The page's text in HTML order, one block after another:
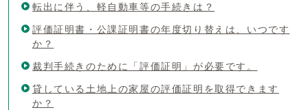
転出に伴う、軽自動車等の手続きは？
評価証明書・公課証明書の年度切り替えは、いつです
か？
裁判手続きのために「評価証明」が必要です。
貸している土地上の家屋の評価証明を取得できます
か？